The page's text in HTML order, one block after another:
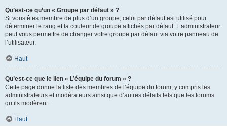
Qu’est-ce qu’un « Groupe par défaut » ?
Si vous êtes membre de plus d’un groupe, celui par défaut est utilisé pour
déterminer le rang et la couleur de groupe affichés par défaut. L’administrateur
peut vous permettre de changer votre groupe par défaut via votre panneau de
l’utilisateur.
Haut
Qu’est-ce que le lien « L’équipe du forum » ?
Cette page donne la liste des membres de l’équipe du forum, y compris les
administrateurs et modérateurs ainsi que d’autres détails tels que les forums
qu’ils modèrent.
Haut